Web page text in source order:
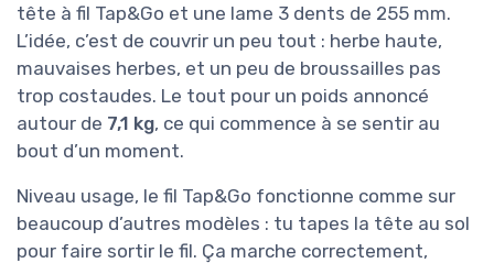
tête à fil Tap&Go et une lame 3 dents de 255 mm.
L’idée, c’est de couvrir un peu tout : herbe haute,
mauvaises herbes, et un peu de broussailles pas
trop costaudes. Le tout pour un poids annoncé
autour de 7,1 kg, ce qui commence à se sentir au
bout d’un moment.
Niveau usage, le fil Tap&Go fonctionne comme sur
beaucoup d’autres modèles : tu tapes la tête au sol
pour faire sortir le fil. Ça marche correctement,